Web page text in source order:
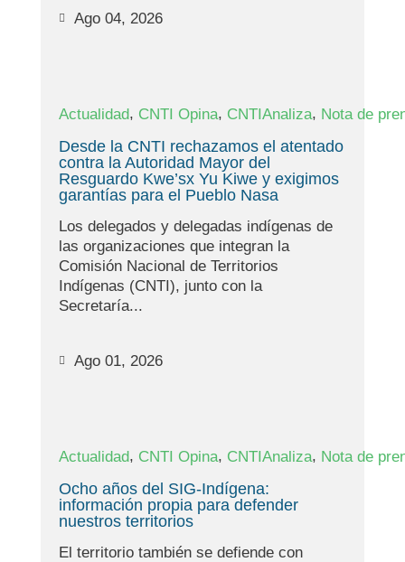
Ago 04, 2026
Actualidad, CNTI Opina, CNTIAnaliza, Nota de
Desde la CNTI rechazamos el atentado
contra la Autoridad Mayor del
Resguardo Kwe’sx Yu Kiwe y exigimos
garantías para el Pueblo Nasa
Los delegados y delegadas indígenas de
las organizaciones que integran la
Comisión Nacional de Territorios
Indígenas (CNTI), junto con la
Secretaría...
Ago 01, 2026
Actualidad, CNTI Opina, CNTIAnaliza, Nota de
Ocho años del SIG-Indígena:
información propia para defender
nuestros territorios
El territorio también se defiende con